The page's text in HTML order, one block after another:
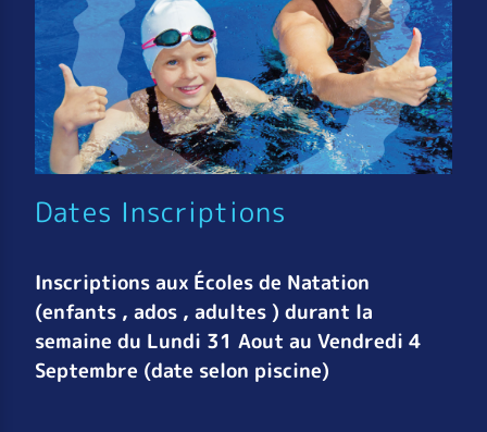
Dates Inscriptions
Inscriptions aux Écoles de Natation
(enfants , ados , adultes ) durant la
semaine du Lundi 31 Aout au Vendredi 4
Septembre (date selon piscine)